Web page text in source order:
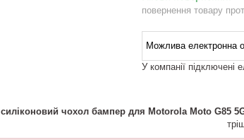
повернення товару
У компанії підключені
силіконовий чохол бампер для Motorola Moto G85